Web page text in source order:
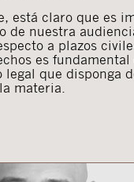
está claro que es
de nuestra
a plazos
es
legal que disponga
materia.